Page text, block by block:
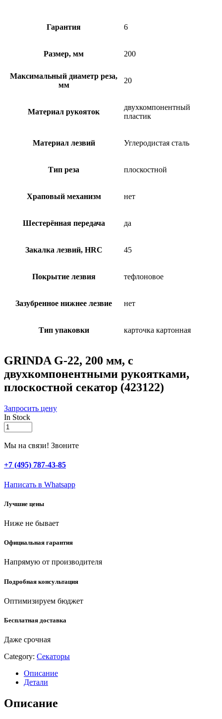
Гарантия 6
Размер, мм 200
Максимальный диаметр реза,
мм
20
Материал рукояток
двухкомпонентный
пластик
Материал лезвий Углеродистая сталь
Тип реза плоскостной
Храповый механизм нет
Шестерённая передача да
Закалка лезвий, HRC 45
Покрытие лезвия тефлоновое
Зазубренное нижнее лезвие нет
Тип упаковки карточка картонная
GRINDA G-22, 200 мм, с
двухкомпонентными рукоятками,
плоскостной секатор (423122)
Запросить цену
In Stock
GRINDA
G-
22,
мм,
с
рукоятками,
секатор
quantity
Мы на связи! Звоните
+7 (495) 787-43-85
Написать в Whatsapp
Лучшие цены
Ниже не бывает
Официальная гарантия
Напрямую от производителя
Подробная консультация
Оптимизируем бюджет
Бесплатная доставка
Даже срочная
Category: Секаторы
Описание
Детали
Описание